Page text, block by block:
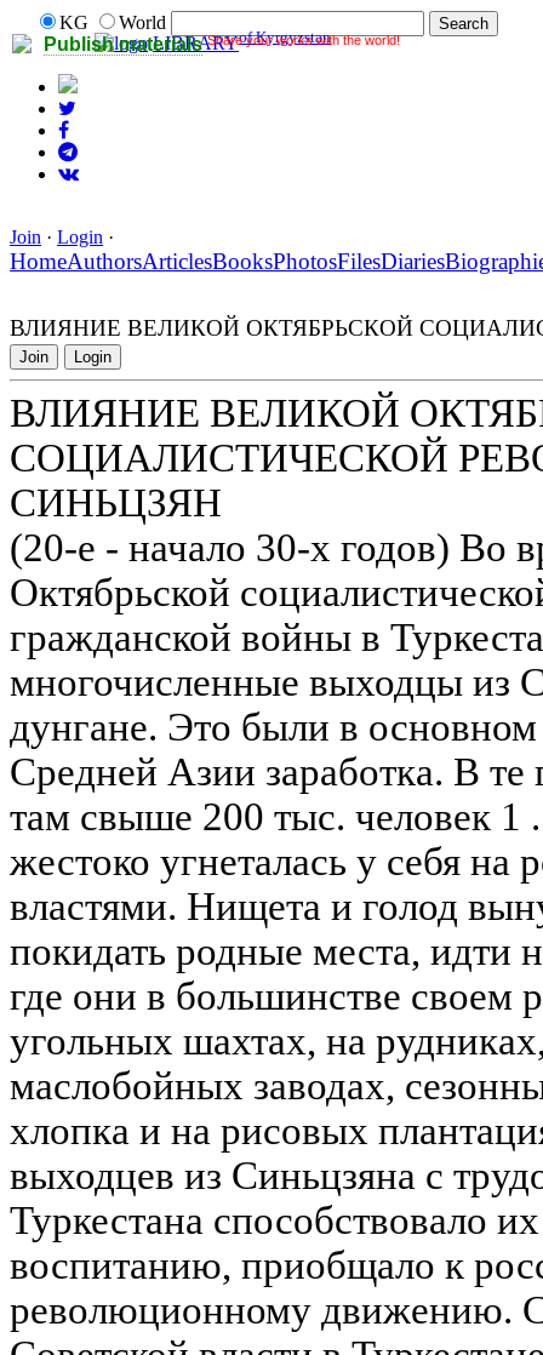
Publish materials Share your works with the world!
KG
World
LIBRARYof Kyrgyzstan
Join · Login ·
HomeAuthorsArticlesBooksPhotosFilesDiaries
ВЛИЯНИЕ ВЕЛИКОЙ ОКТЯБРЬСКОЙ
Join Login
ВЛИЯНИЕ ВЕЛИКОЙ
СОЦИАЛИСТИЧЕСКОЙ
СИНЬЦЗЯН
(20-е - начало 30-х годов) Во
Октябрьской
гражданской войны в
многочисленные выходцы из
дунгане. Это были в
Средней Азии заработка. В те
там свыше 200 тыс. человек 1
жестоко угнеталась у себя на
властями. Нищета и голод
покидать родные места, идти
где они в большинстве своем
угольных шахтах, на
маслобойных заводах,
хлопка и на рисовых
выходцев из Синьцзяна с
Туркестана способствовало
воспитанию, приобщало к
революционному движению.